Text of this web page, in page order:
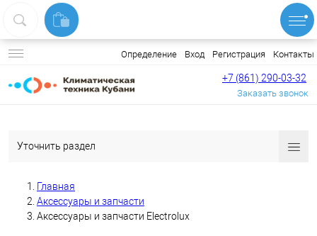
Определение Вход Регистрация Контакты
+7 (861) 290-03-32
Заказать звонок
Уточнить раздел
Главная
Аксессуары и запчасти
Аксессуары и запчасти Electrolux